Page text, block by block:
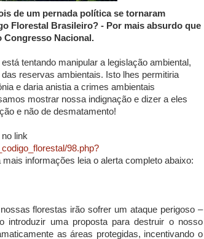
de um pernada política se tornaram
Florestal Brasileiro? - Por mais absurdo que
Congresso Nacional.
tentando manipular a legislação ambiental,
reservas ambientais. Isto lhes permitiria
e daria anistia a crimes ambientais
mostrar nossa indignação e dizer a eles
e não de desmatamento!
link
98.php?
mais informações leia o alerta completo abaixo:
florestas irão sofrer um ataque perigoso –
introduzir uma proposta para destruir o nosso
as áreas protegidas, incentivando o